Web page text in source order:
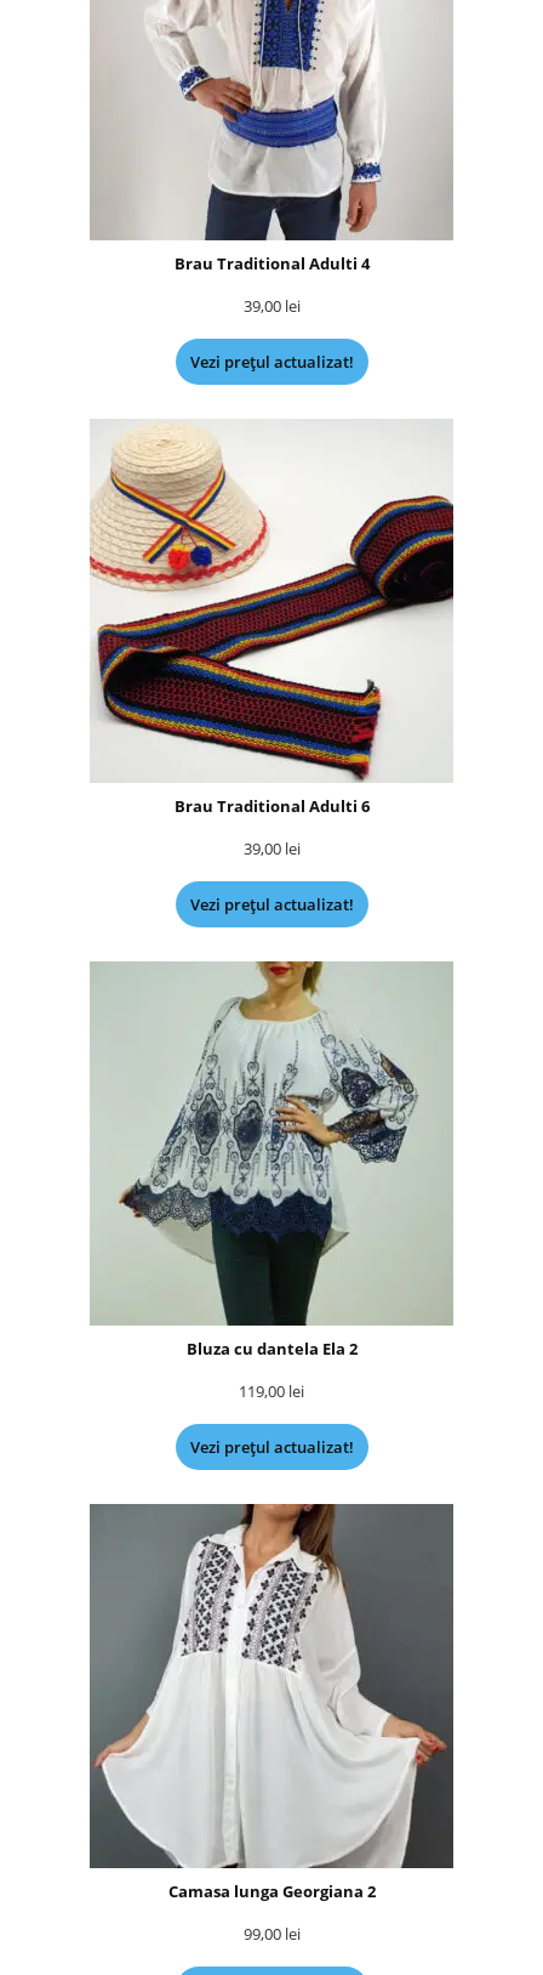
Brau Traditional Adulti 4
39,00 lei
Vezi prețul actualizat!
Brau Traditional Adulti 6
39,00 lei
Vezi prețul actualizat!
Bluza cu dantela Ela 2
119,00 lei
Vezi prețul actualizat!
Camasa lunga Georgiana 2
99,00 lei